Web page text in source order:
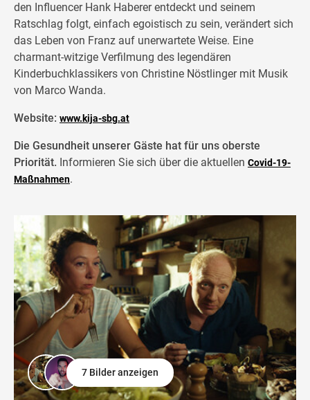
den Influencer Hank Haberer entdeckt und seinem
Ratschlag folgt, einfach egoistisch zu sein, verändert sich
das Leben von Franz auf unerwartete Weise. Eine
charmant-witzige Verfilmung des legendären
Kinderbuchklassikers von Christine Nöstlinger mit Musik
von Marco Wanda.
Website: www.kija-sbg.at
Die Gesundheit unserer Gäste hat für uns oberste
Priorität. Informieren Sie sich über die aktuellen Covid-19-
Maßnahmen.
7 Bilder anzeigen